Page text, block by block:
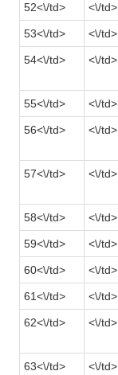
52<\/td> <\/td>
53<\/td> <\/td>
54<\/td> <\/td>
55<\/td> <\/td>
56<\/td> <\/td>
57<\/td> <\/td>
58<\/td> <\/td>
59<\/td> <\/td>
60<\/td> <\/td>
61<\/td> <\/td>
62<\/td> <\/td>
63<\/td> <\/td>